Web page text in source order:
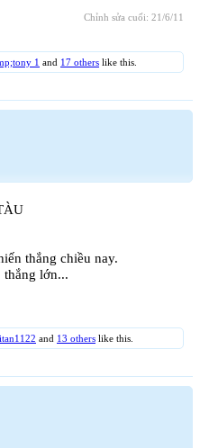
Chỉnh sửa cuối: 21/6/11
1 and 17 others like this.
thắng chiều nay.
thắng lớn...
and 13 others like this.